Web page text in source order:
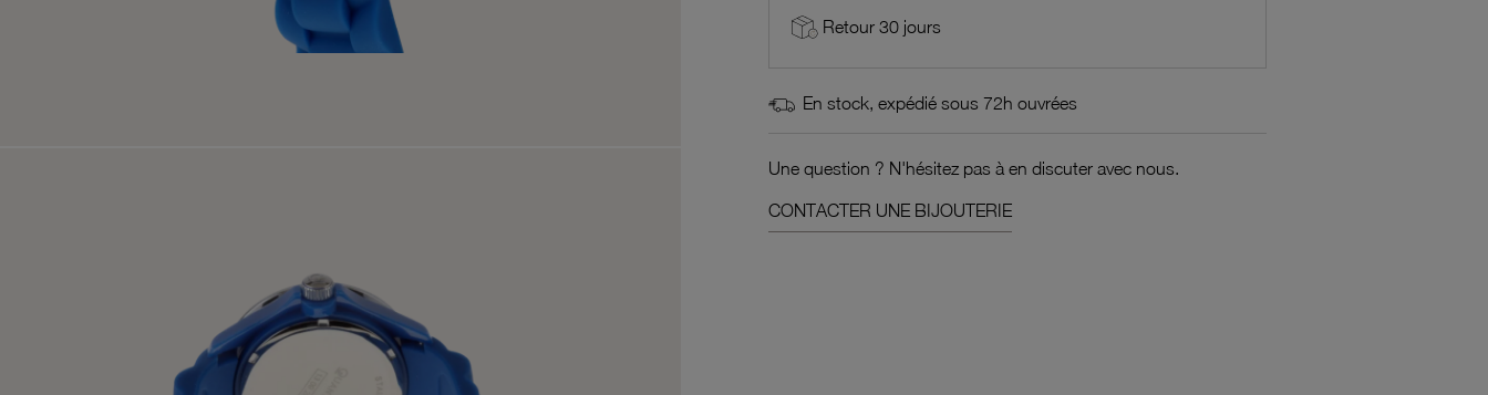
Retour 30 jours
En stock, expédié sous 72h ouvrées
Une question ? N'hésitez pas à en discuter avec nous.
CONTACTER UNE BIJOUTERIE